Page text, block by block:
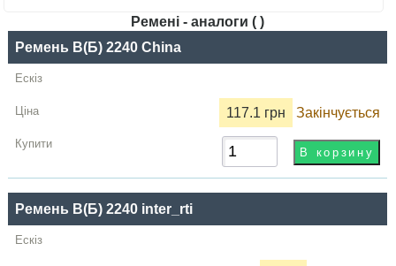
Ремені - аналоги ( )
Назва
грн
Купити
Ремень B(Б) 2240 China
117.1 грн Закінчується
Ремень B(Б) 2240 inter_rti